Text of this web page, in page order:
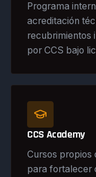
Programa
acreditación
recubrimientos
por CCS bajo
CCS Academy
Cursos propios
para fortalecer